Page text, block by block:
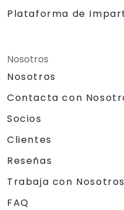
Plataforma de
Nosotros
Nosotros
Contacta con
Socios
Clientes
Reseñas
Trabaja con Nosotros
FAQ